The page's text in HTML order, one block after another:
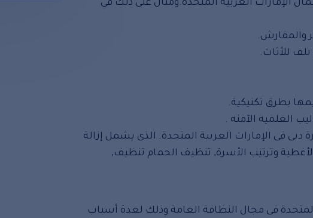
الإمارات العربية المتحدة.ومثال على ذلك في
والمفارش.
للأثاث.
بطرق تكنيكية.
العلميه الآمنه .
فى الإمارات العربية المتحدة. الذى يشمل إزالة
وترتيب الأسرة, تنظيف الحمام تنظيف,
فى مجال النظافة العامة وذلك لعدة أسباب